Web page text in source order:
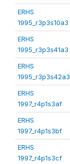
ERHS
1995_r3p3s10a3
ERHS
1995_r3p3s41a3
ERHS
1995_r3p3s42a3
ERHS
1997_r4p1s3af
ERHS
1997_r4p1s3bf
ERHS
1997_r4p1s3cf